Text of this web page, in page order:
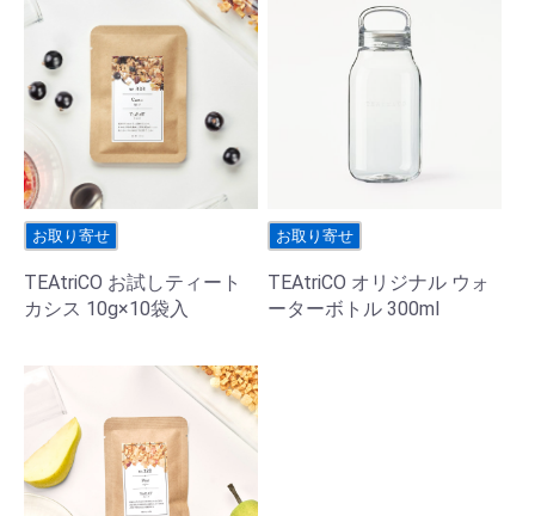
お取り寄せ
TEAtriCO お試しティート
カシス 10g×10袋入
お取り寄せ
TEAtriCO オリジナル ウォ
ーターボトル 300ml